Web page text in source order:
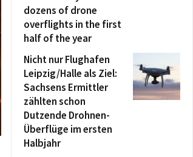
dozens of drone
overflights in the first
half of the year
Nicht nur Flughafen
Leipzig/Halle als Ziel:
Sachsens Ermittler
zählten schon
Dutzende Drohnen-
Überflüge im ersten
Halbjahr